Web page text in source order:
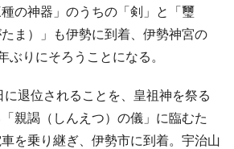
の神器」のうちの「剣」と「璽
たま）」も伊勢に到着、伊勢神宮の
ぶりにそろうことになる。
退位されることを、皇祖神を祭る
親謁（しんえつ）の儀」に臨むた
を乗り継ぎ、伊勢市に到着。宇治山